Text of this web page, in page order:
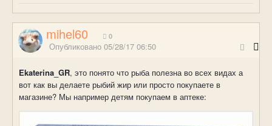
mihel60 0
Опубликовано 05/28/17 06:50
Ekaterina_GR, это понято что рыба полезна во всех видах а
вот как вы делаете рыбий жир или просто покупаете в
магазине? Мы например детям покупаем в аптеке: